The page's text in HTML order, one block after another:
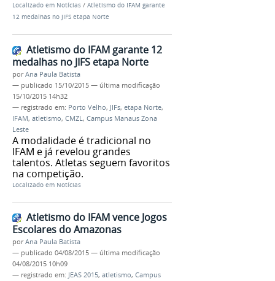
Localizado em Notícias / Atletismo do IFAM garante
12 medalhas no JIFS etapa Norte
Atletismo do IFAM garante 12
medalhas no JIFS etapa Norte
porAna Paula Batista
— publicado 15/10/2015 — última modificação
15/10/2015 14h32
— registrado em: Porto Velho, JIFs, etapa Norte,
IFAM, atletismo, CMZL , Campus Manaus Zona
Leste
A modalidade é tradicional no
IFAM e já revelou grandes
talentos. Atletas seguem favoritos
na competição.
Localizado em Notícias
Atletismo do IFAM vence Jogos
Escolares do Amazonas
porAna Paula Batista
— publicado 04/08/2015 — última modificação
04/08/2015 10h09
— registrado em: JEAS 2015, atletismo, Campus